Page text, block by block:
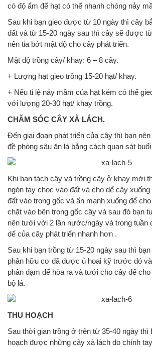
có độ ẩm để hạt có thể nhanh chóng nảy
Sau khi bạn gieo được từ 10 ngày thì cây
đất và từ 15-20 ngày sau thì cây sẽ được
nên tỉa bớt mật độ cho cây phát triển.
Mật độ trồng cây/ khay: 6 – 8 cây.
+ Lượng hạt gieo trồng 15-20 hạt/ khay.
+ Nếu tỉ lệ nảy mầm của hạt kém có thể
với lượng 20-30 hạt/ khay trồng.
CHĂM SÓC CÂY XÀ LÁCH.
Đến giai đoạn phát triển của cây thì bạn
đề phòng sâu ăn lá bằng cách quan sát
Khi bạn tách cây và trồng cây ở khay mới
ngón tay chọc vào đất và cho dể cây
đất vào trong gốc và ấn mạnh xuống để
chặt vào bên trong gốc cây và sau đó bạn
nên tưới với 2 lần nước/ngày và trong tuần
dể của cây phát triển nhanh hơn .
Sau khi bạn trồng từ 15-20 ngày sau thì
phân hữu cơ đã được ủ hoai kỹ trước đó
phân đạm để hòa ra và tưới cho cây để
bộ lá.
THU HOẠCH
Sau thời gian trồng ở trên từ 35-40 ngày thì
hoạch được những cây xà lách do chính